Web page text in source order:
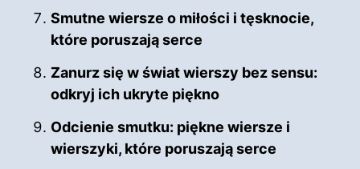
Smutne wiersze o miłości i tęsknocie,
które poruszają serce
Zanurz się w świat wierszy bez sensu:
odkryj ich ukryte piękno
Odcienie smutku: piękne wiersze i
wierszyki, które poruszają serce